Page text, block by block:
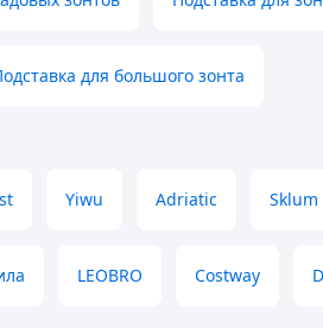
для большого зонта
Yiwu Adriatic Sklum
LEOBRO Costway